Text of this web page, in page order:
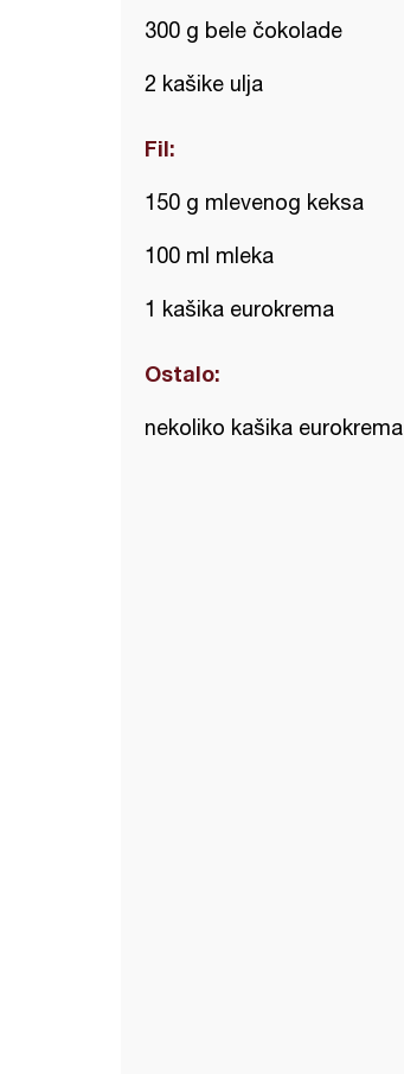
300 g bele čokolade
2 kašike ulja
Fil:
150 g mlevenog keksa
100 ml mleka
1 kašika eurokrema
Ostalo:
nekoliko kašika eurokrema